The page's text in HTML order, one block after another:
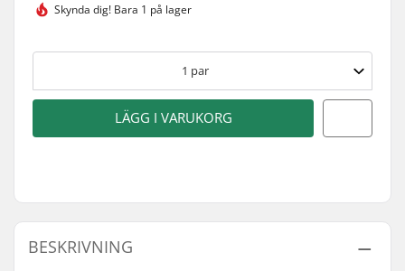
Skynda dig! Bara 1 på lager
1 par
LÄGG I VARUKORG
BESKRIVNING